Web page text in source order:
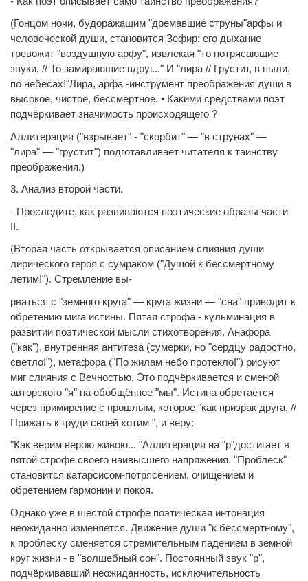
(Гонцом ночи, будоражащим "дремавшие струны"арфы и
человеческой души, становится Зефир: его дыхание
тревожит "воздушную арфу", извлекая "то потрясающие
звуки, // То замирающие вдруг..." И "лира // Грустит, в пыли,
по небесах!"Лира, арфа -инструмент преображения души в
высокое, чистое, бессмертное. • Какими средствами поэт
подчёркивает значимость происходящего ?
Аллитерация ("взрывает" - "скорбит" — "в струнах" —
"лира" — "грустит") подготавливает читателя к таинству
преображения.)
3. Анализ второй части.
- Проследите, как развиваются поэтические образы части
II.
(Вторая часть открывается описанием слияния души
лирического героя с сумраком ("Душой к бессмертному
летим!"). Стремление вы-
рваться с "земного круга" — круга жизни — "сна" приводит к
обретению мига истины. Пятая строфа - кульминация в
развитии поэтической мысли стихотворения. Анафора
("как"), внутренняя антитеза (сумерки, но "сердцу радостно,
светло!"), метафора ("По жилам небо протекло!") рисуют
миг слияния с Вечностью. Это подчёркивается и сменой
авторского "я" на обобщённое "мы". Истина обретается
через примирение с прошлым, которое "как призрак друга, //
Прижать к груди своей хотим ", и веру:
"Как верим верою живою... "Аллитерация на "р"достигает в
пятой строфе своего наивысшего напряжения. "Проблеск"
становится катарсисом-потрясением, очищением и
обретением гармонии и покоя.
Однако уже в шестой строфе поэтическая интонация
неожиданно изменяется. Движение души "к бессмертному",
к проблеску сменяется стремительным падением в земной
круг жизни - в "волшебный сон". Постоянный звук "р",
подчёркивавший неожиданность, исключительность